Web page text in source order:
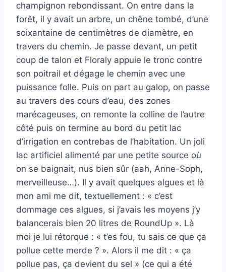
champignon rebondissant. On entre dans la
forêt, il y avait un arbre, un chêne tombé, d’une
soixantaine de centimètres de diamètre, en
travers du chemin. Je passe devant, un petit
coup de talon et Floraly appuie le tronc contre
son poitrail et dégage le chemin avec une
puissance folle. Puis on part au galop, on passe
au travers des cours d’eau, des zones
marécageuses, on remonte la colline de l’autre
côté puis on termine au bord du petit lac
d’irrigation en contrebas de l’habitation. Un joli
lac artificiel alimenté par une petite source où
on se baignait, nus bien sûr (aah, Anne-Soph,
merveilleuse…). Il y avait quelques algues et là
mon ami me dit, textuellement : « c’est
dommage ces algues, si j’avais les moyens j’y
balancerais bien 20 litres de RoundUp ». Là
moi je lui rétorque : « t’es fou, tu sais ce que ça
pollue cette merde ? ». Alors il me dit : « ça
pollue pas, ça devient du sel » (ce qui a été